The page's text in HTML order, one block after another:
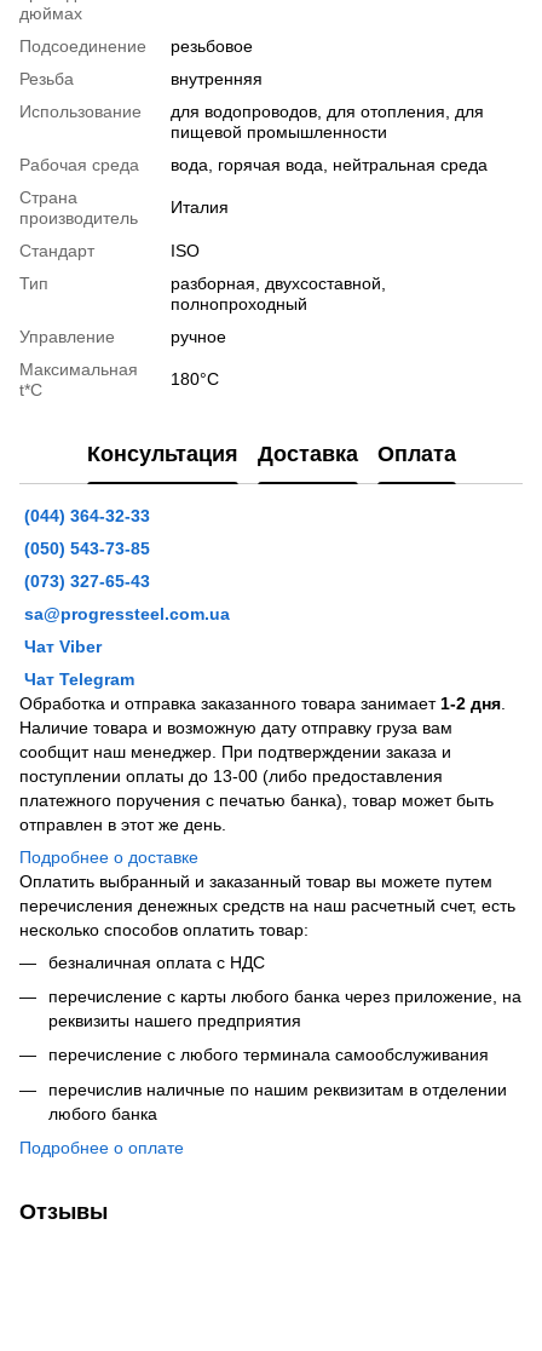
дюймах
Подсоединение
резьбовое
Резьба
внутренняя
Использование
для водопроводов, для отопления, для
пищевой промышленности
Рабочая среда
вода, горячая вода, нейтральная среда
Страна
производитель
Италия
Стандарт
ISO
Тип
разборная, двухсоставной,
полнопроходный
Управление
ручное
Максимальная
t*C
180°С
Консультация Доставка Оплата
(044) 364-32-33
(050) 543-73-85
(073) 327-65-43
sa@progressteel.com.ua
Чат Viber
Чат Telegram
Обработка и отправка заказанного товара занимает 1-2 дня
Наличие товара и возможную дату отправку груза вам
сообщит наш менеджер. При подтверждении заказа и
поступлении оплаты до 13-00 (либо предоставления
платежного поручения с печатью банка), товар может быть
отправлен в этот же день.
Подробнее о доставке
Оплатить выбранный и заказанный товар вы можете путем
перечисления денежных средств на наш расчетный счет, есть
несколько способов оплатить товар:
безналичная оплата с НДС
перечисление с карты любого банка через приложение, на
реквизиты нашего предприятия
перечисление с любого терминала самообслуживания
перечислив наличные по нашим реквизитам в отделении
любого банка
Подробнее о оплате
Отзывы